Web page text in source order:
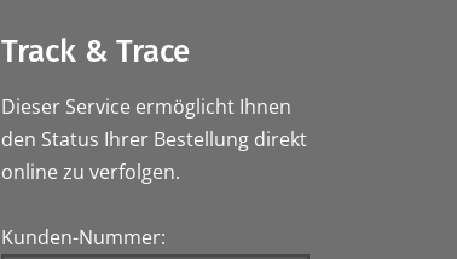
Track & Trace
Dieser Service ermöglicht Ihnen
den Status Ihrer Bestellung direkt
online zu verfolgen.
Kunden-Nummer: